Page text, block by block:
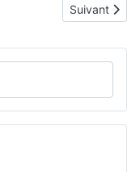
du Rhône
Article
Suivant